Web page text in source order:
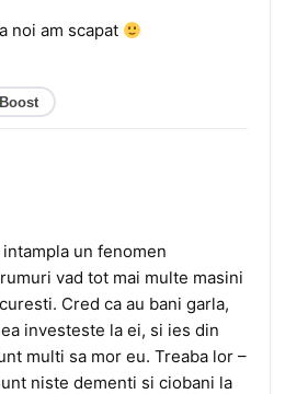
noi am scapat
Boost
un fenomen
vad tot mai multe masini
Cred ca au bani garla,
investeste la ei, si ies din
multi sa mor eu. Treaba lor –
niste dementi si ciobani la